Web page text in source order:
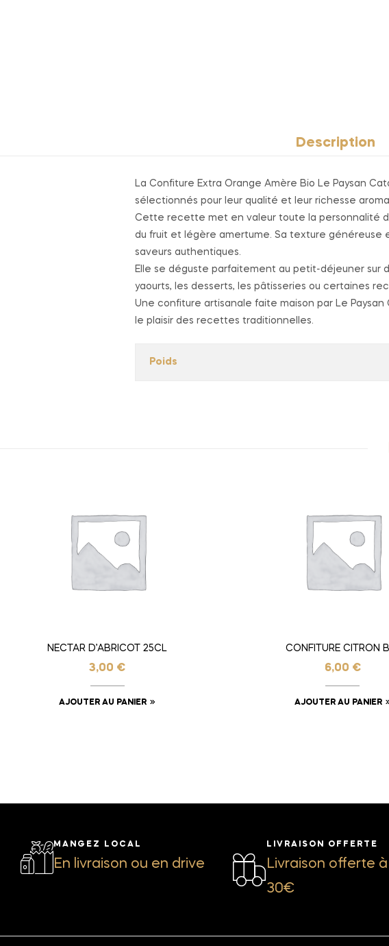
Description
La Confiture Extra Orange Amère Bio Le Paysan
sélectionnés pour leur qualité et leur richesse
Cette recette met en valeur toute la personnalité
du fruit et légère amertume. Sa texture généreuse
saveurs authentiques.
Elle se déguste parfaitement au petit-déjeuner sur
yaourts, les desserts, les pâtisseries ou certaines
Une confiture artisanale faite maison par Le
le plaisir des recettes traditionnelles.
Poids
NECTAR D’ABRICOT 25CL
3,00 €
AJOUTER AU PANIER
CONFITURE CITRON
6,00 €
AJOUTER AU PANIER
MANGEZ LOCAL
En livraison ou en drive
LIVRAISON OFFERTE
Livraison offerte
30€